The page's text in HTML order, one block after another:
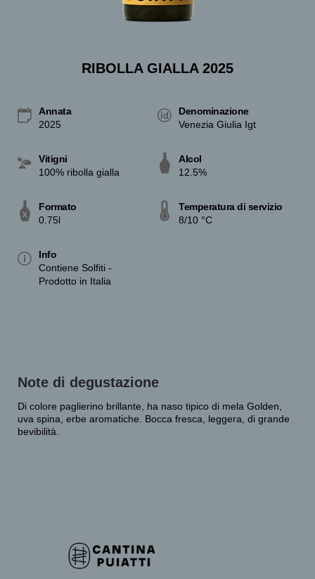
RIBOLLA GIALLA 2025
Annata
2025
Denominazione
Venezia Giulia Igt
Vitigni
100% ribolla gialla
Alcol
12.5%
Formato
0.75l
Temperatura di servizio
8/10 °C
Info
Contiene Solfiti -
Prodotto in Italia
Note di degustazione
Di colore paglierino brillante, ha naso tipico di mela Golden,
uva spina, erbe aromatiche. Bocca fresca, leggera, di grande
bevibilità.